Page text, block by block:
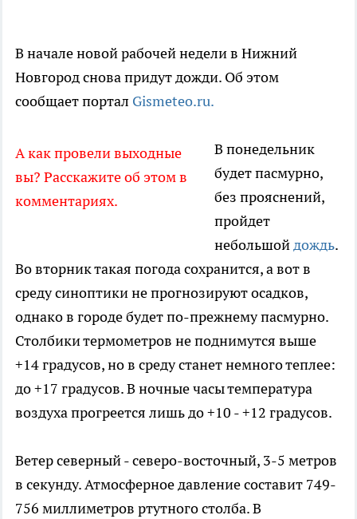
В начале новой рабочей недели в Нижний
Новгород снова придут дожди. Об этом
сообщает портал Gismeteo.ru.
А как провели выходные
вы? Расскажите об этом в
комментариях.
В понедельник
будет пасмурно,
без прояснений,
пройдет
небольшойдождь.
Во вторник такая погода сохранится, а вот в
среду синоптики не прогнозируют осадков,
однако в городе будет по-прежнему пасмурно.
Столбики термометров не поднимутся выше
+14 градусов, но в среду станет немного теплее:
до +17 градусов. В ночные часы температура
воздуха прогреется лишь до +10 - +12 градусов.
Ветер северный - северо-восточный, 3-5 метров
в секунду. Атмосферное давление составит 749-
756 миллиметров ртутного столба. В